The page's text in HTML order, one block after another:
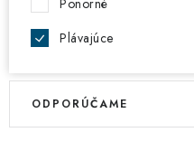
Ponorné
Plávajúce
ý
R
ODPORÚČAME